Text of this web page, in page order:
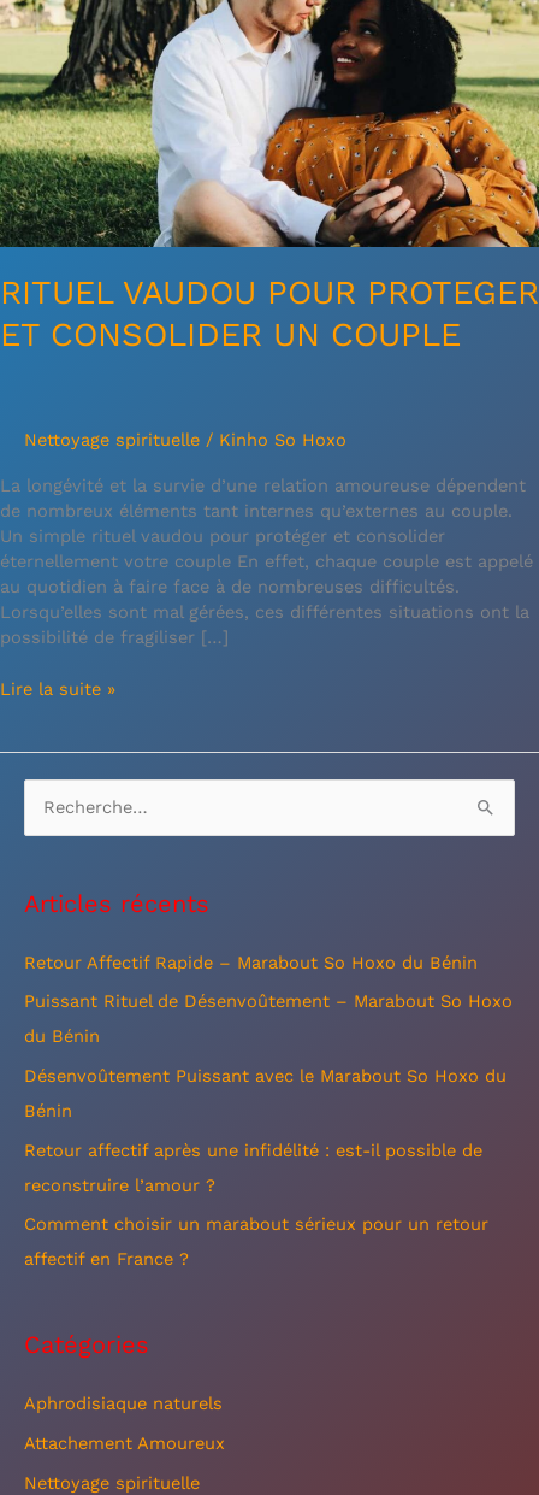
RITUEL VAUDOU POUR PROTEGER
ET CONSOLIDER UN COUPLE
Nettoyage spirituelle / Kinho So Hoxo
La longévité et la survie d’une relation amoureuse dépendent
de nombreux éléments tant internes qu’externes au couple.
Un simple rituel vaudou pour protéger et consolider
éternellement votre couple En effet, chaque couple est appelé
au quotidien à faire face à de nombreuses difficultés.
Lorsqu’elles sont mal gérées, ces différentes situations ont la
possibilité de fragiliser […]
CONSOLIDER
COUPLE
Lire la suite »
h
e
:
Articles récents
Retour Affectif Rapide – Marabout So Hoxo du Bénin
Puissant Rituel de Désenvoûtement – Marabout So Hoxo
du Bénin
Désenvoûtement Puissant avec le Marabout So Hoxo du
Bénin
Retour affectif après une infidélité : est-il possible de
reconstruire l’amour ?
Comment choisir un marabout sérieux pour un retour
affectif en France ?
Catégories
Aphrodisiaque naturels
Attachement Amoureux
Nettoyage spirituelle